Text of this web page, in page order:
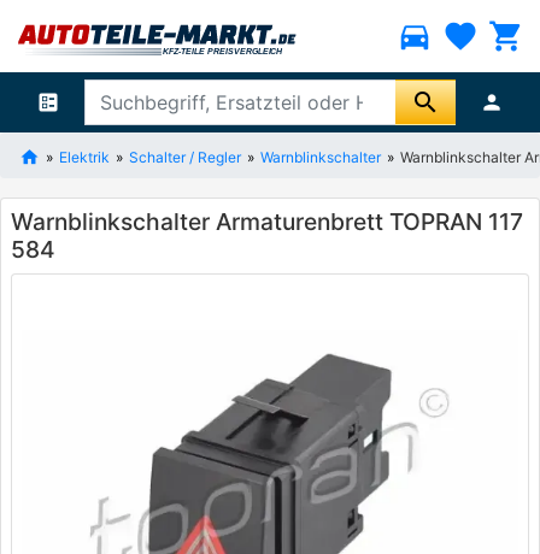
directions_car favorite shopping_cart
ballot search person
Elektrik Schalter / Regler Warnblinkschalter Warnblinkschalter
Warnblinkschalter Armaturenbrett TOPRAN 117
584